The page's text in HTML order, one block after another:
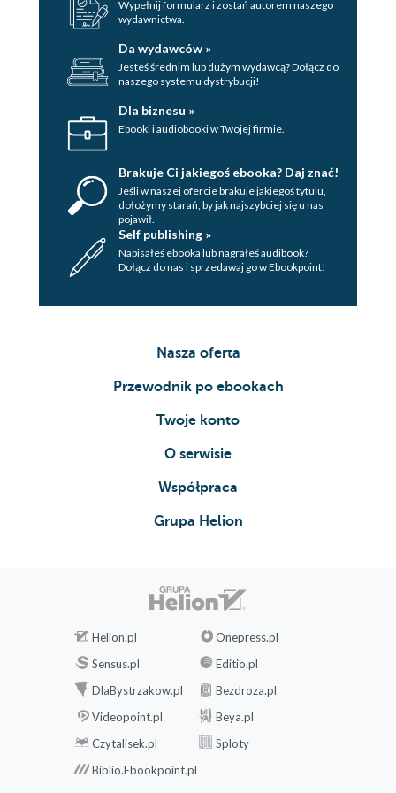
Zadanie 46. Znajdź 1 ruch prowadzący do
sukcesu.......................................................................254
Zadanie 47. Znajdź 1 ruch prowadzący do
sukcesu.......................................................................260
Zadanie 48. Znajdź 1 ruch prowadzący do
sukcesu.......................................................................265
sukcesu.......................................................................268
Zadanie 50. Znajdź 5 ruchów prowadzących do
sukcesu............................................................273
Wypełnij formularz i zostań autorem naszego
wydawnictwa.
Da wydawców »
Jesteś średnim lub dużym wydawcą? Dołącz do
naszego systemu dystrybucji!
Dla biznesu »
Ebooki i audiobooki w Twojej firmie.
Brakuje Ci jakiegoś ebooka? Daj znać!
Jeśli w naszej ofercie brakuje jakiegoś tytulu,
dołożymy starań, by jak najszybciej się u nas
pojawił.
Self publishing »
Napisałeś ebooka lub nagrałeś audibook?
Dołącz do nas i sprzedawaj go w Ebookpoint!
Nasza oferta
Przewodnik po ebookach
Twoje konto
O serwisie
Współpraca
Grupa Helion
Helion.pl
Onepress.pl
Sensus.pl
Editio.pl
DlaBystrzakow.pl
Bezdroza.pl
Videopoint.pl
Beya.pl
Czytalisek.pl
Sploty
Biblio.Ebookpoint.pl